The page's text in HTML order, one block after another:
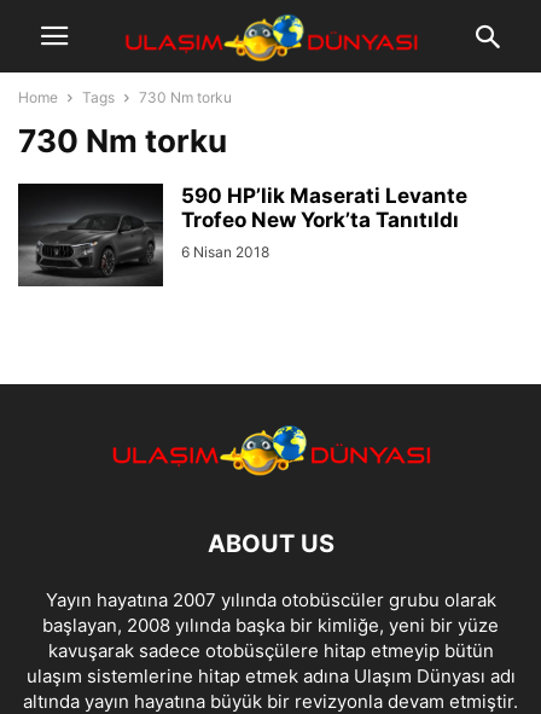
Home Tags 730 Nm torku
730 Nm torku
590 HP’lik Maserati Levante
Trofeo New York’ta Tanıtıldı
6 Nisan 2018
ABOUT US
Yayın hayatına 2007 yılında otobüscüler grubu olarak
başlayan, 2008 yılında başka bir kimliğe, yeni bir yüze
kavuşarak sadece otobüsçülere hitap etmeyip bütün
ulaşım sistemlerine hitap etmek adına Ulaşım Dünyası adı
altında yayın hayatına büyük bir revizyonla devam etmiştir.